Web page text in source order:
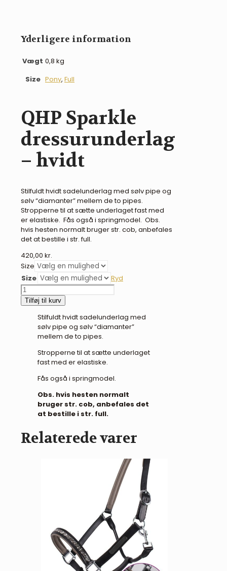
Yderligere information
Vægt 0,8 kg
Size Pony, Full
QHP Sparkle
dressurunderlag
– hvidt
Stilfuldt hvidt sadelunderlag med sølv pipe og
sølv “diamanter” mellem de to pipes.
Stropperne til at sætte underlaget fast med
er elastiske. Fås også i springmodel. Obs.
hvis hesten normalt bruger str. cob, anbefales
det at bestille i str. full.
420,00 kr.
Size
Size
Ryd
QHP
Sparkle
dressurunderlag
Tilføj til kurv
Stilfuldt hvidt sadelunderlag med
sølv pipe og sølv “diamanter”
mellem de to pipes.
Stropperne til at sætte underlaget
fast med er elastiske.
Fås også i springmodel.
Obs. hvis hesten normalt
bruger str. cob, anbefales det
at bestille i str. full.
Relaterede varer